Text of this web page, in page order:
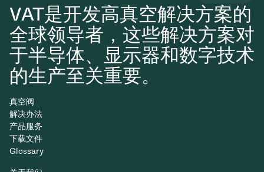
VAT是开发高真空解决方案的
全球领导者，这些解决方案对
于半导体、显示器和数字技术
的生产至关重要。
真空阀
解决办法
产品服务
下载文件
Glossary